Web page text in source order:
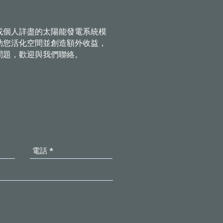
人詳盡的太陽能發電系統模
活化空間並創造額外收益，
，歡迎與我們聯絡。